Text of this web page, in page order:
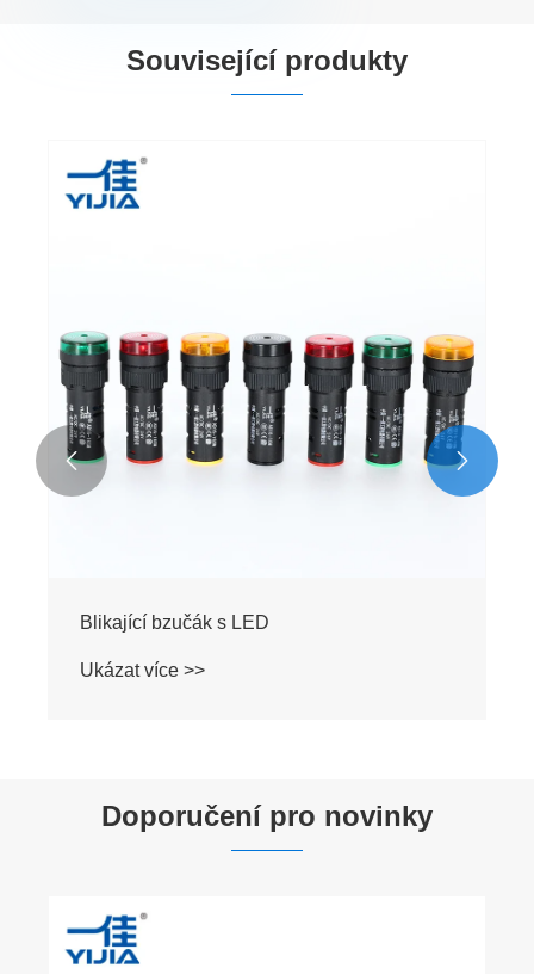
Související produkty
 
Doporučení pro novinky